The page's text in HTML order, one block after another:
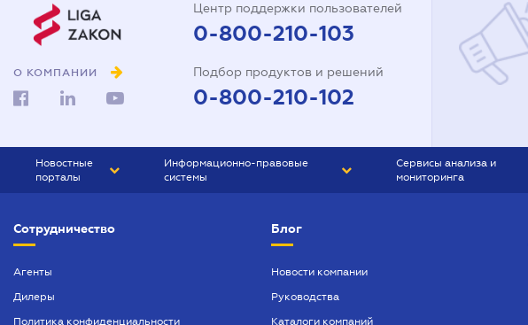
О КОМПАНИИ
Центр поддержки пользователей
0-800-210-103
Подбор продуктов и решений
0-800-210-102
Новостные
порталы
БИЗНЕС
Информационно-правовые
системы
БУХГАЛТЕР ПРОФ
Сервисы анализа и
мониторинга
Сотрудничество
Агенты
Дилеры
Политика конфиденциальности
Блог
Новости компании
Руководства
Каталоги компаний